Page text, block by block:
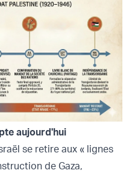
aujourd'hui
se retire aux « lignes
de Gaza,